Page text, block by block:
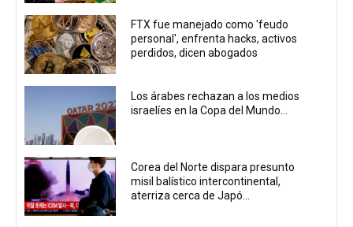
FTX fue manejado como 'feudo
personal', enfrenta hacks, activos
perdidos, dicen abogados
Los árabes rechazan a los medios
israelíes en la Copa del Mundo...
Corea del Norte dispara presunto
misil balístico intercontinental,
aterriza cerca de Japó...